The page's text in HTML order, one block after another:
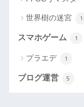
世界樹の迷宮 1
スマホゲーム 1
プラエデ 1
ブログ運営 5